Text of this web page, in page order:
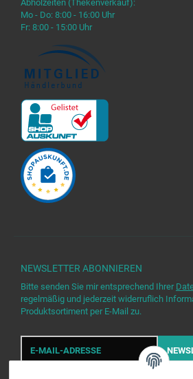
Abholzeiten (Thekenverkauf):
Mo - Do: 8:00 - 16:00 Uhr
Fr: 8:00 - 15:00 Uhr
NEWSLETTER ABONNIEREN
Bitte senden Sie mir entsprechend Ihrer
regelmäßig und jederzeit widerruflich
Produktsortiment per E-Mail zu.
E-
Mail-
Adresse